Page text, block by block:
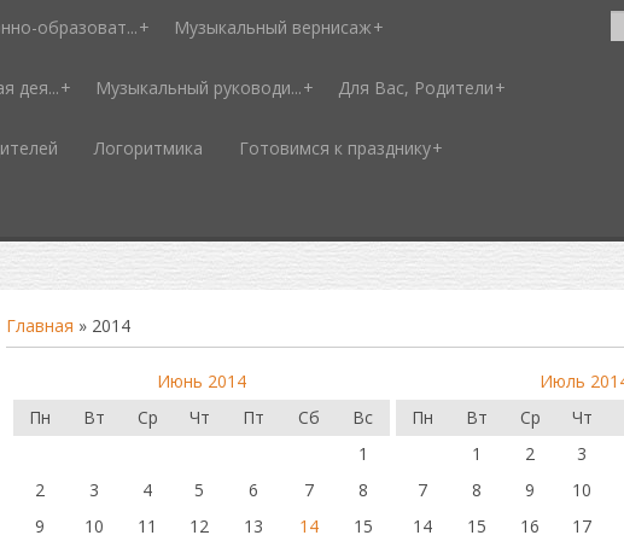
образоват... Музыкальный вернисаж
дея... Музыкальный руководи... Для Вас, Родители
Логоритмика Готовимся к празднику
Главная » 2014
Июнь 2014
Пн
Вт Ср Чт Пт Сб
Вс
1
2
3 4 5 6 7
8
9
10 11 12 13 14
15
Июль
Пн
Вт Ср Чт
1
2 3
7
8 9 10
14
15 16 17